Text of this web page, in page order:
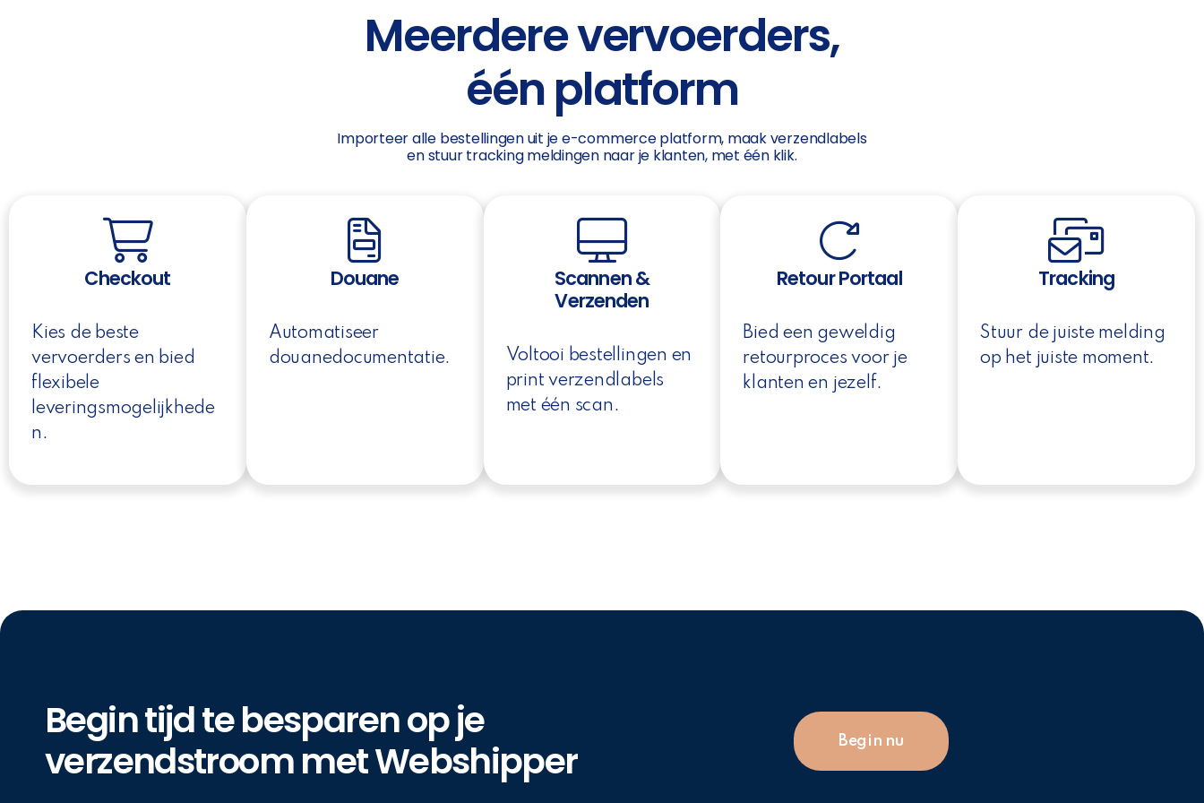
Meerdere vervoerders,
één platform
Importeer alle bestellingen uit je e-commerce platform, maak verzendlabels
en stuur tracking meldingen naar je klanten, met één klik.
Checkout
Kies de beste
vervoerders en bied
flexibele
leveringsmogelijkhede
n.
Douane
Automatiseer
douanedocumentatie.
Scannen &
Verzenden
Voltooi bestellingen en
print verzendlabels
met één scan.
Retour Portaal
Bied een geweldig
retourproces voor je
klanten en jezelf.
Tracking
Stuur de juiste melding
op het juiste moment.
Begin tijd te besparen op je
verzendstroom met Webshipper​
Begin nu